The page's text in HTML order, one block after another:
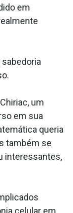
em
um
em sua
queria
também se
interessantes,
celular em